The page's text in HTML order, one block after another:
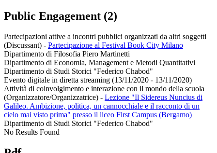
Public Engagement (2)
Partecipazioni attive a incontri pubblici organizzati da altri soggetti
(Discussant) - Partecipazione al Festival Book City Milano
Dipartimento di Filosofia Piero Martinetti
Dipartimento di Economia, Management e Metodi Quantitativi
Dipartimento di Studi Storici "Federico Chabod"
Evento digitale in diretta streaming (13/11/2020 - 13/11/2020)
Attività di coinvolgimento e interazione con il mondo della scuola
(Organizzatore/Organizzatrice) - Lezione "Il Sidereus Nuncius di
Galileo. Ambizione, politica, un cannocchiale e il racconto di un
cielo mai visto prima" presso il liceo First Campus (Bergamo)
Dipartimento di Studi Storici "Federico Chabod"
No Results Found